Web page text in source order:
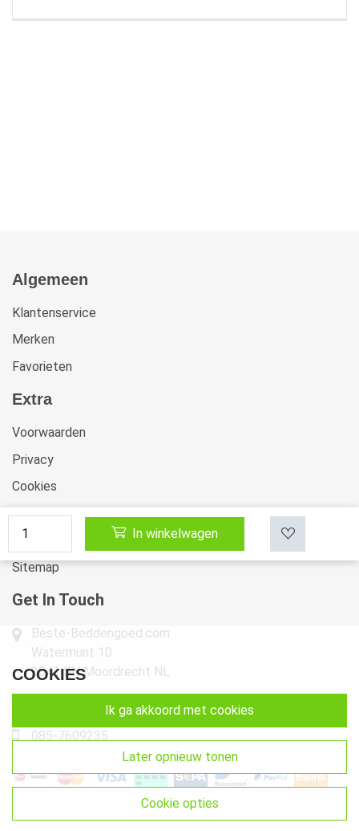
In winkelwagen
Algemeen
Klantenservice
Merken
Favorieten
Extra
Voorwaarden
Privacy
Cookies
Klachten
Retourneren & Ruilen
Sitemap
Get In Touch
Beste-Beddengoed.com
Watermunt 10
2841 SN Moordrecht NL
info@beste-beddengoed.com
085-7609235
COOKIES
ik ga akkoord met cookies
later opnieuw tonen
cookie opties